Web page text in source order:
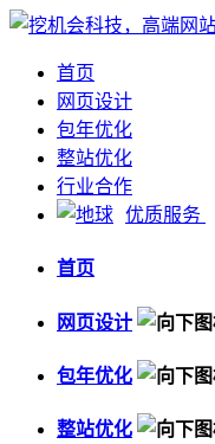
首页
网页设计
包年优化
整站优化
行业合作
优质服务
首页
网页设计
包年优化
整站优化